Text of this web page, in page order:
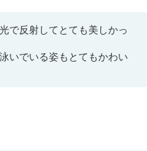
で反射してとても美しかっ
いでいる姿もとてもかわい